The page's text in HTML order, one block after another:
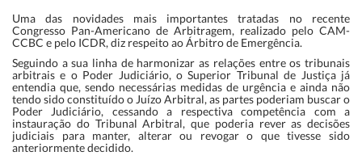
Uma das novidades mais importantes tratadas no recente
Congresso Pan-Americano de Arbitragem, realizado pelo CAM-
CCBC e pelo ICDR, diz respeito ao Árbitro de Emergência.
Seguindo a sua linha de harmonizar as relações entre os tribunais
arbitrais e o Poder Judiciário, o Superior Tribunal de Justiça já
entendia que, sendo necessárias medidas de urgência e ainda não
tendo sido constituído o Juízo Arbitral, as partes poderiam buscar o
Poder Judiciário, cessando a respectiva competência com a
instauração do Tribunal Arbitral, que poderia rever as decisões
judiciais para manter, alterar ou revogar o que tivesse sido
anteriormente decidido.